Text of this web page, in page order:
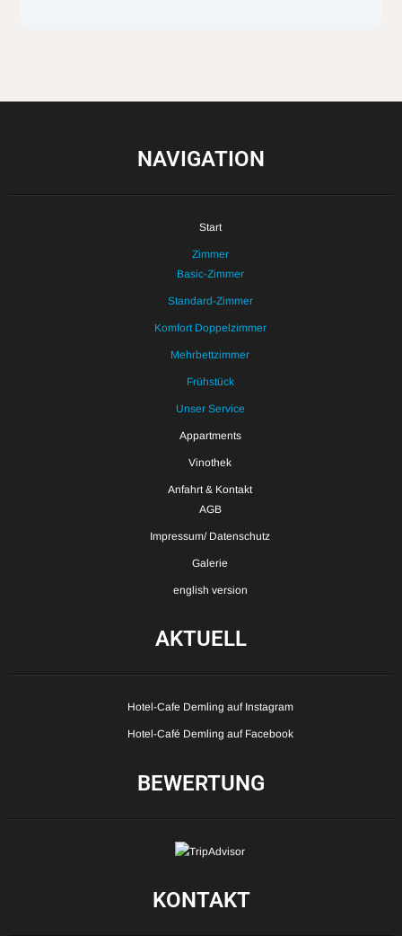
NAVIGATION
Start
Zimmer
Basic-Zimmer
Standard-Zimmer
Komfort Doppelzimmer
Mehrbettzimmer
Frühstück
Unser Service
Appartments
Vinothek
Anfahrt & Kontakt
AGB
Impressum/ Datenschutz
Galerie
english version
AKTUELL
Hotel-Cafe Demling auf Instagram
Hotel-Café Demling auf Facebook
BEWERTUNG
KONTAKT